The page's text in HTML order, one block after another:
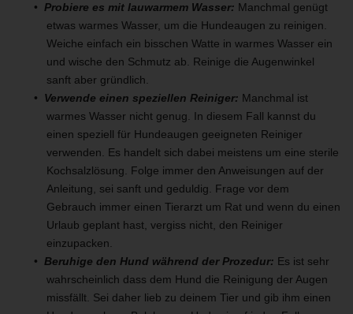
Probiere es mit lauwarmem Wasser: Manchmal genügt
etwas warmes Wasser, um die Hundeaugen zu reinigen.
Weiche einfach ein bisschen Watte in warmes Wasser ein
und wische den Schmutz ab. Reinige die Augenwinkel
sanft aber gründlich.
Verwende einen speziellen Reiniger: Manchmal ist
warmes Wasser nicht genug. In diesem Fall kannst du
einen speziell für Hundeaugen geeigneten Reiniger
verwenden. Es handelt sich dabei meistens um eine sterile
Kochsalzlösung. Folge immer den Anweisungen auf der
Anleitung, sei sanft und geduldig. Frage vor dem
Gebrauch immer einen Tierarzt um Rat und wenn du einen
Urlaub geplant hast, vergiss nicht, den Reiniger
einzupacken.
Beruhige den Hund während der Prozedur: Es ist sehr
wahrscheinlich dass dem Hund die Reinigung der Augen
missfällt. Sei daher lieb zu deinem Tier und gib ihm einen